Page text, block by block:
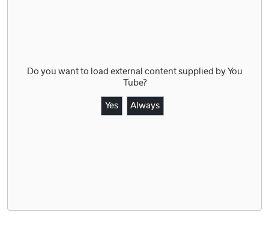
Do you want to load external content supplied by You
Tube?
Yes Always